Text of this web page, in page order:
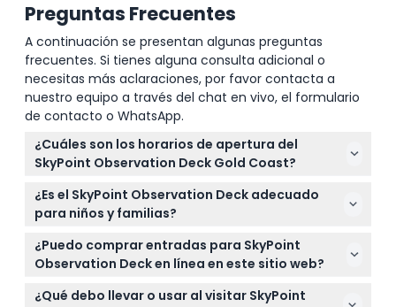
Preguntas Frecuentes
A continuación se presentan algunas preguntas
frecuentes. Si tienes alguna consulta adicional o
necesitas más aclaraciones, por favor contacta a
nuestro equipo a través del chat en vivo, el formulario
de contacto o WhatsApp.
¿Cuáles son los horarios de apertura del
SkyPoint Observation Deck Gold Coast?
SkyPoint Observation Deck está abierto todos los
días de 7:30 AM a 8:30 PM, con última entrada 30
minutos antes del cierre. Los horarios de cierre
pueden variar según la demanda, por lo que es
mejor verificar los horarios actuales al reservar en
momento de la reserva).
¿Es el SkyPoint Observation Deck adecuado
para niños y familias?
Sí, los niños menores de 3 años entran gratis, pero
los menores de 18 deben estar acompañados por
recomienda la visita a niños muy pequeños y a
¿Puedo comprar entradas para SkyPoint
Observation Deck en línea en este sitio web?
¡Absolutamente! Puede reservar sus entradas para
¿Qué debo llevar o usar al visitar SkyPoint